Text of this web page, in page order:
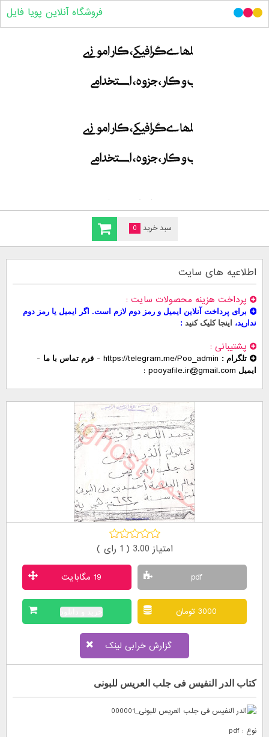
سبد خرید 0
فروشگاه آنلاین پویا فایل
اطلاعیه های سایت
پرداخت هزینه محصولات سایت
برای پرداخت آنلاین ایمیل و رمز دوم لازم است. اگر ایمیل یا رمز دوم
ندارید،
اینجا کلیک کنید
پشتیبانی
تلگرام : https://telegram.me/Poo_admin
- فرم تماس با ما -
ایمیل pooyafile.ir@gmail.com
امتیاز 3.00 ( 1 رای )
pdf 19 مگابایت
3000 تومان خرید و دانلود
گزارش خرابی لینک
کتاب الدر النفيس فى جلب العريس للبونى
نوع : pdf